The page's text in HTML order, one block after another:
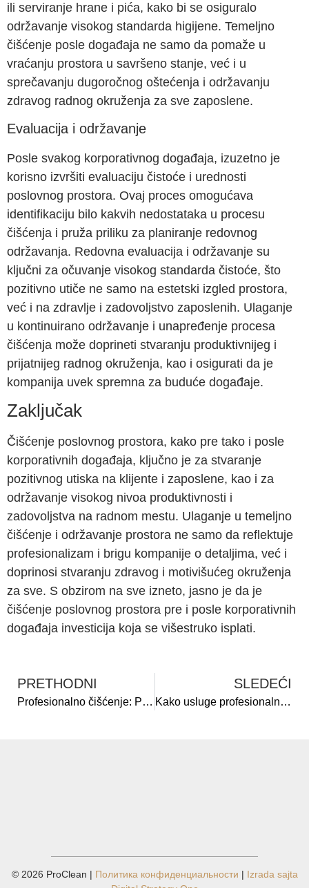
ili serviranje hrane i pića, kako bi se osiguralo
održavanje visokog standarda higijene. Temeljno
čišćenje posle događaja ne samo da pomaže u
vraćanju prostora u savršeno stanje, već i u
sprečavanju dugoročnog oštećenja i održavanju
zdravog radnog okruženja za sve zaposlene.
Evaluacija i održavanje
Posle svakog korporativnog događaja, izuzetno je
korisno izvršiti evaluaciju čistoće i urednosti
poslovnog prostora. Ovaj proces omogućava
identifikaciju bilo kakvih nedostataka u procesu
čišćenja i pruža priliku za planiranje redovnog
održavanja. Redovna evaluacija i održavanje su
ključni za očuvanje visokog standarda čistoće, što
pozitivno utiče ne samo na estetski izgled prostora,
već i na zdravlje i zadovoljstvo zaposlenih. Ulaganje
u kontinuirano održavanje i unapređenje procesa
čišćenja može doprineti stvaranju produktivnijeg i
prijatnijeg radnog okruženja, kao i osigurati da je
kompanija uvek spremna za buduće događaje.
Zaključak
Čišćenje poslovnog prostora, kako pre tako i posle
korporativnih događaja, ključno je za stvaranje
pozitivnog utiska na klijente i zaposlene, kao i za
održavanje visokog nivoa produktivnosti i
zadovoljstva na radnom mestu. Ulaganje u temeljno
čišćenje i održavanje prostora ne samo da reflektuje
profesionalizam i brigu kompanije o detaljima, već i
doprinosi stvaranju zdravog i motivišućeg okruženja
za sve. S obzirom na sve izneto, jasno je da je
čišćenje poslovnog prostora pre i posle korporativnih
događaja investicija koja se višestruko isplati.
PRETHODNI
Profesionalno čišćenje: Prednosti za male biznise
SLEDEĆI
Kako usluge profesionalnog čišćenja mogu pomoći u borbi protiv alergija
© 2026 ProClean | Политика конфиденциальности | Izrada sajta